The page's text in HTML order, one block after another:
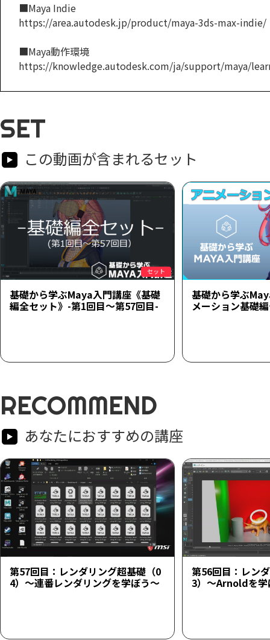
■Maya Indie
https://area.autodesk.jp/product/maya-3ds-max-indie/
■Maya動作環境
https://knowledge.autodesk.com/ja/support/maya/
SET
この動画が含まれるセット
セット
基礎から学ぶMaya入門講座《基礎
編全セット》-第1回目～第57回目-
基礎から学ぶ
メーション基礎
RECOMMEND
あなたにおすすめの講座
第57回目：レンダリング超基礎（0
4）～連番レンダリングを学ぼう～
第56回目：レン
3）～Arnoldを学